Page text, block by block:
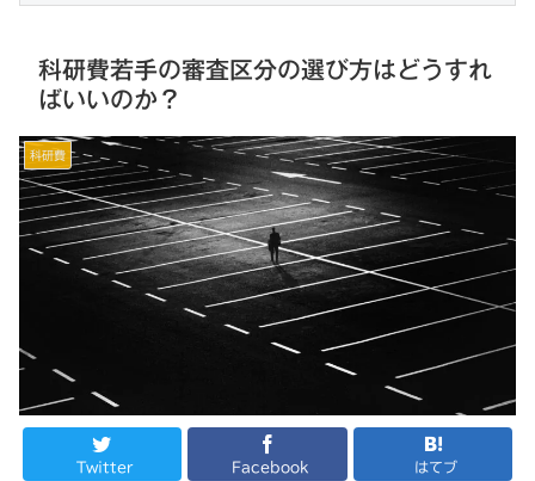
科研費若手の審査区分の選び方はどうすれ
ばいいのか？
科研費
Twitter Facebook はてブ